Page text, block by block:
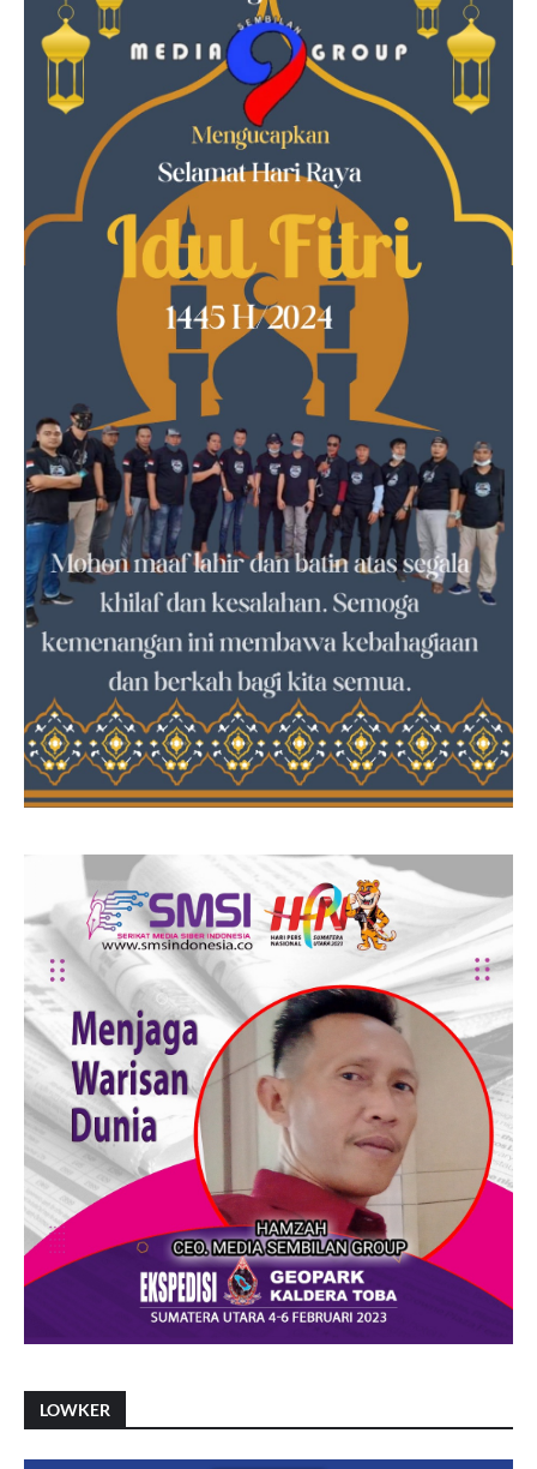
LOWKER